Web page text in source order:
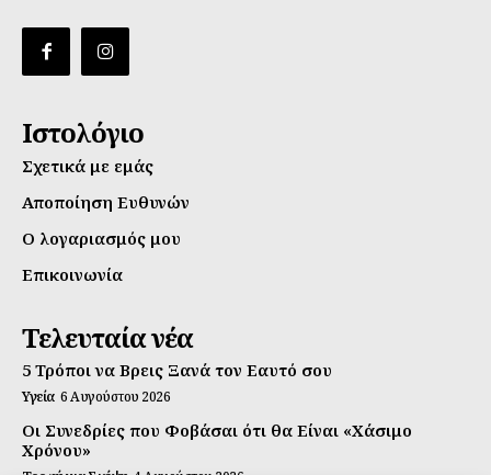
Ιστολόγιο
Σχετικά με εμάς
Αποποίηση Ευθυνών
Ο λογαριασμός μου
Επικοινωνία
Τελευταία νέα
5 Τρόποι να Βρεις Ξανά τον Εαυτό σου
Υγεία 6 Αυγούστου 2026
Οι Συνεδρίες που Φοβάσαι ότι θα Είναι «Χάσιμο
Χρόνου»